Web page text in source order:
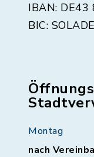
IBAN:
BIC:
Montag
nach